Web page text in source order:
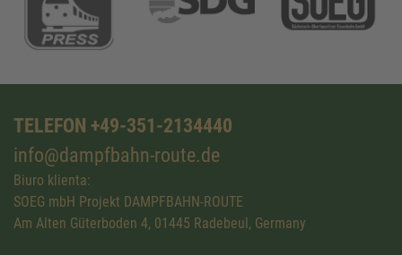
TELEFON +49-351-2134440
info@dampfbahn-route.de
Biuro klienta:
SOEG mbH Projekt DAMPFBAHN-ROUTE
Am Alten Güterboden 4, 01445 Radebeul, Germany